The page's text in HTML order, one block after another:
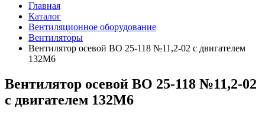
Главная
Каталог
Вентиляционное оборудование
Вентиляторы
Вентилятор осевой ВО 25-118 №11,2-02 с двигателем
132М6
Вентилятор осевой ВО 25-118 №11,2-02
с двигателем 132М6